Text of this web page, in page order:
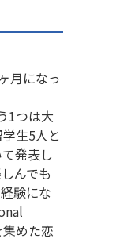
月になっ
1つは大
生5人と
発表し
んでも
験にな
めた恋